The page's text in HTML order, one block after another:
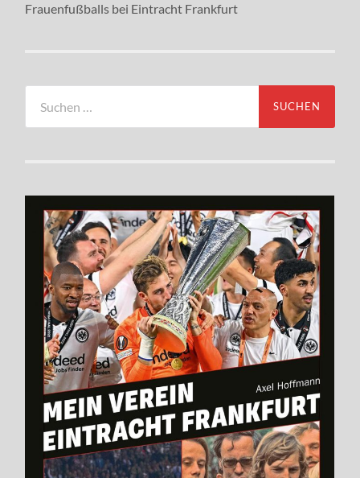
Frauenfußballs bei Eintracht Frankfurt
nach: